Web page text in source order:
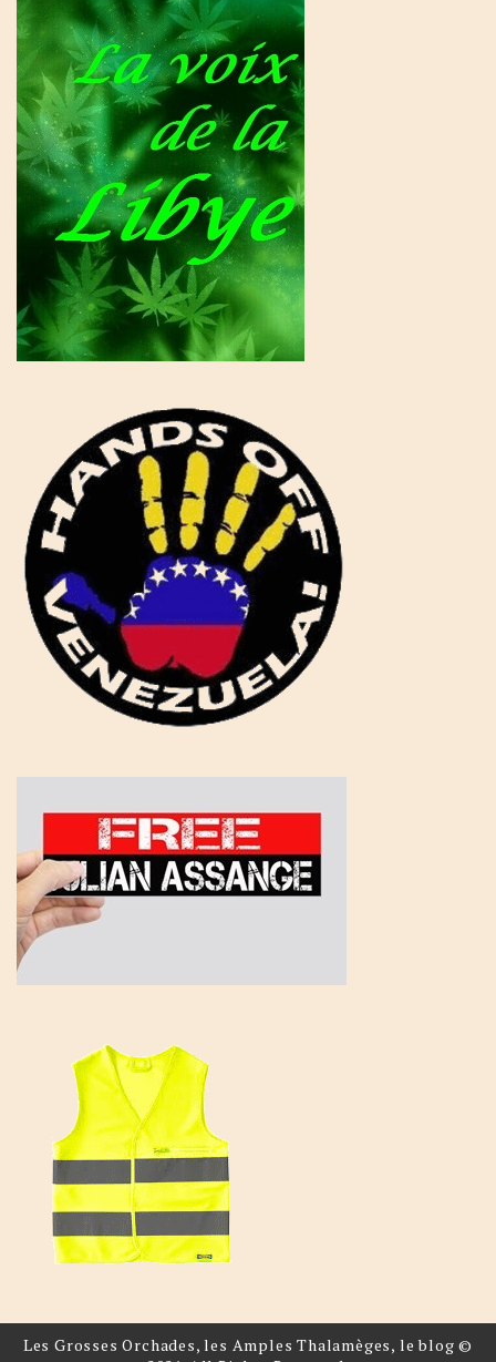
Les Grosses Orchades, les Amples Thalamèges, le blog ©